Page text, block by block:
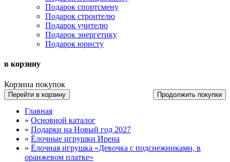
Подарок спортсмену
Подарок строителю
Подарок учителю
Подарок энергетику
Подарок юристу
в корзину
Корзина покупок
Перейти в корзину Продолжить покупки
Главная
» Основной каталог
» Подарки на Новый год 2027
» Ёлочные игрушки Ирена
» Ёлочная игрушка «Девочка с подснежниками, в
оранжевом платке»